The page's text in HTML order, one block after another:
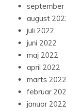
september
august
juli 2022
juni 2022
maj 2022
april 2022
marts 2022
februar
januar 2022